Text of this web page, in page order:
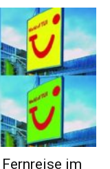
im